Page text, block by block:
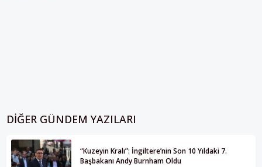
DIĞER GÜNDEM YAZILARI
“Kuzeyin Kralı”: İngiltere’nin Son 10 Yıldaki 7.
Başbakanı Andy Burnham Oldu